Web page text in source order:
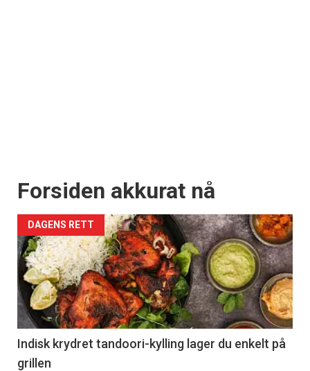
Forsiden akkurat nå
DAGENS RETT
Indisk krydret tandoori-kylling lager du enkelt på
grillen